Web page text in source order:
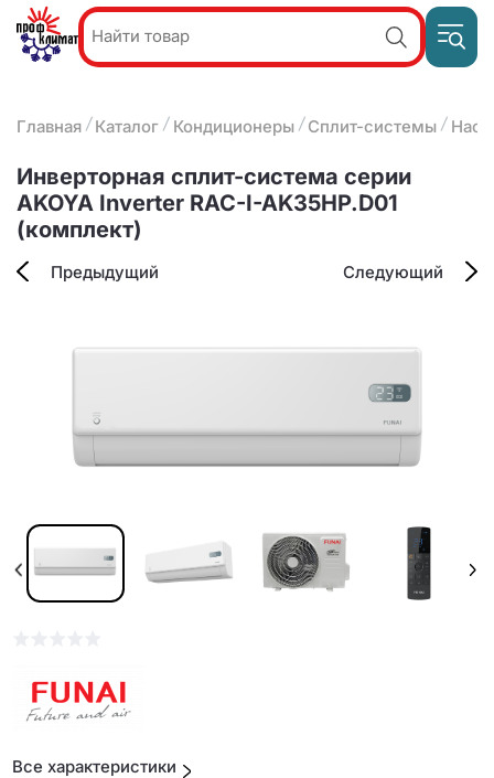
Акции и
О компании
Наши услуги
Оплата и доставка
8
25-
93-63
Главная Каталог Кондиционеры Сплит-системы
Инверторная сплит-система серии
AKOYA Inverter RAC-I-AK35HP.D01
(комплект)
Предыдущий Следующий
Все характеристики